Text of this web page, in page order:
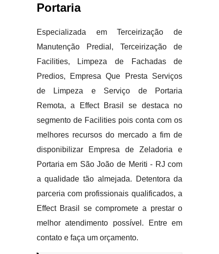
Portaria
Especializada em Terceirização de
Manutenção Predial, Terceirização de
Facilities, Limpeza de Fachadas de
Predios, Empresa Que Presta Serviços
de Limpeza e Serviço de Portaria
Remota, a Effect Brasil se destaca no
segmento de Facilities pois conta com os
melhores recursos do mercado a fim de
disponibilizar Empresa de Zeladoria e
Portaria em São João de Meriti - RJ com
a qualidade tão almejada. Detentora da
parceria com profissionais qualificados, a
Effect Brasil se compromete a prestar o
melhor atendimento possível. Entre em
contato e faça um orçamento.